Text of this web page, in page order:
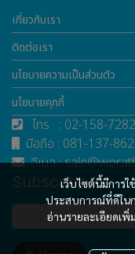
เว็บไซต์นี้มีการ
ประสบการณ์ที่ดีใน
อ่านรายละเอียดเพิ่
เกี่ยวกับเรา
ติดต่อเรา
นโยบายความเป็นส่วนตัว
นโยบายคุกกี้
โทร : 02-158-7282
มือถือ : 081-137-
อีเมล :
Subscribe